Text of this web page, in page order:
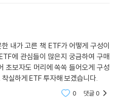
했다. 여기에 덧붙여 지수와 그에 따
는 물론이고 중급 정도의 투자자들도
ETF 종류와 함께 공개하는 수익률 결
자를 행할 수 있게 한다. 간단히 말하
만들어주는 책으로 수익을 낼 수 있
있는 것이다.
내가 고른 책 ETF가 어떻게 구성이
에 관심들이 많은지 궁금하여 구매
초보자도 머리에 쏙쏙 들어오게 구성
실하게 ETF 투자해 보겠습니다.
0 댓글0